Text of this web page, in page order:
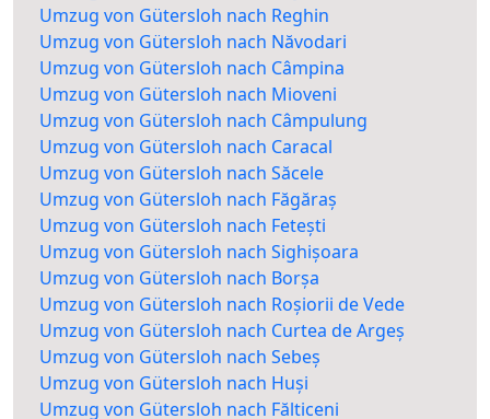
Umzug von Gütersloh nach Reghin
Umzug von Gütersloh nach Năvodari
Umzug von Gütersloh nach Câmpina
Umzug von Gütersloh nach Mioveni
Umzug von Gütersloh nach Câmpulung
Umzug von Gütersloh nach Caracal
Umzug von Gütersloh nach Săcele
Umzug von Gütersloh nach Făgăraș
Umzug von Gütersloh nach Fetești
Umzug von Gütersloh nach Sighișoara
Umzug von Gütersloh nach Borșa
Umzug von Gütersloh nach Roșiorii de Vede
Umzug von Gütersloh nach Curtea de Argeș
Umzug von Gütersloh nach Sebeș
Umzug von Gütersloh nach Huși
Umzug von Gütersloh nach Fălticeni